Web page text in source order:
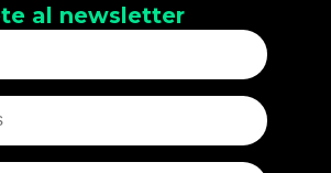
al newsletter